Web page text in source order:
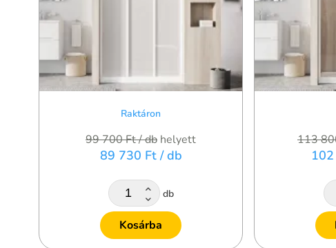
Raktáron
99 700 Ft/ db helyett
89 730 Ft / db
db
Kosárba
113